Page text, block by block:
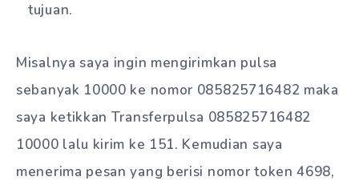
tujuan.
Misalnya saya ingin mengirimkan pulsa
sebanyak 10000 ke nomor 085825716482 maka
saya ketikkan Transferpulsa 085825716482
10000 lalu kirim ke 151. Kemudian saya
menerima pesan yang berisi nomor token 4698,